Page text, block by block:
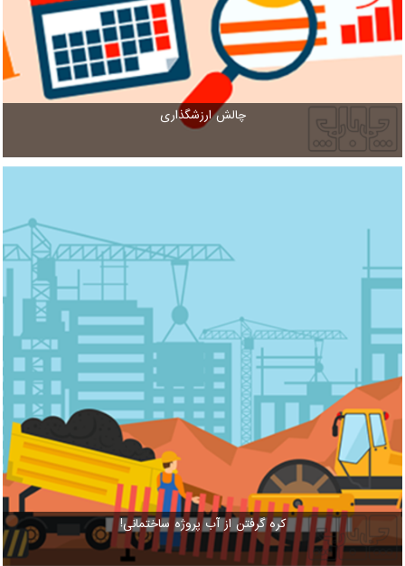
چالش ارزشگذاری
کره گرفتن از آب پروژه ساختمانی!